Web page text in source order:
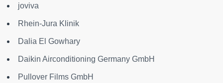
joviva
Rhein-Jura Klinik
Dalia El Gowhary
Daikin Airconditioning Germany GmbH
Pullover Films GmbH